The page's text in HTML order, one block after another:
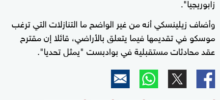
وأضاف زيلينسكي أنه من غير الواضح ما التنازلات التي ترغب
موسكو في تقديمها فيما يتعلق بالأراضي، قائلا إن مقترح
عقد محادثات مستقبلية في بوادبست "يمثل تحديا".